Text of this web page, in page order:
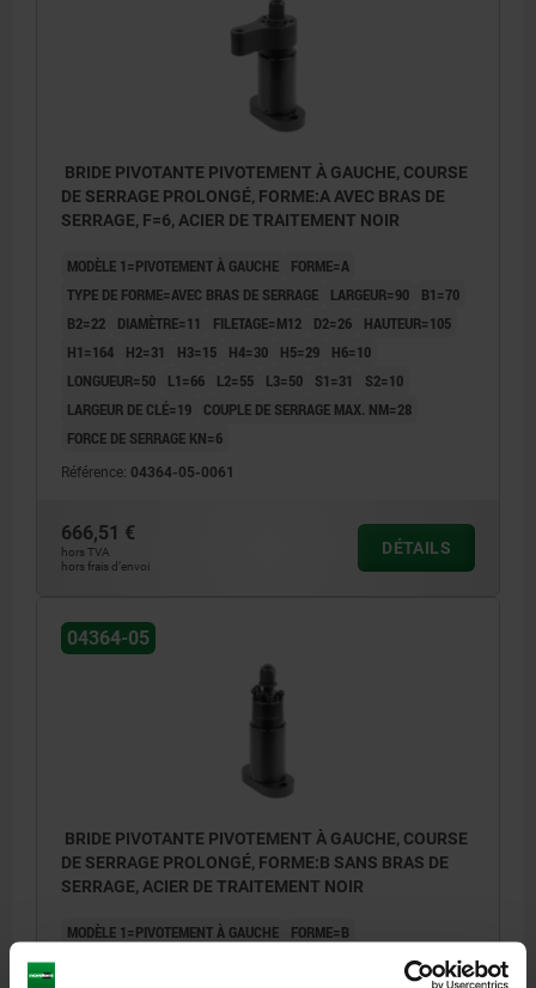
BRIDE PIVOTANTE PIVOTEMENT À GAUCHE, COURSE
DE SERRAGE PROLONGÉ, FORME:A AVEC BRAS DE
SERRAGE, F=6, ACIER DE TRAITEMENT NOIR
MODÈLE 1=PIVOTEMENT À GAUCHE
FORME=A
TYPE DE FORME=AVEC BRAS DE SERRAGE
LARGEUR=90
B1=70
B2=22
DIAMÈTRE=11 FILETAGE=M12 D2=26
HAUTEUR=105
H1=164
H2=31 H3=15 H4=30 H5=29
H6=10
LONGUEUR=50
L1=66 L2=55 L3=50 S1=31
S2=10
LARGEUR DE CLÉ=19
COUPLE DE SERRAGE MAX. NM=28
FORCE DE SERRAGE KN=6
Référence: 04364-05-0061
666,51 €
hors TVA
hors frais d’envoi
DÉTAILS
04364-05
BRIDE PIVOTANTE PIVOTEMENT À GAUCHE, COURSE
DE SERRAGE PROLONGÉ, FORME:B SANS BRAS DE
SERRAGE, ACIER DE TRAITEMENT NOIR
MODÈLE 1=PIVOTEMENT À GAUCHE
FORME=B
LARGEUR=90 B1=70